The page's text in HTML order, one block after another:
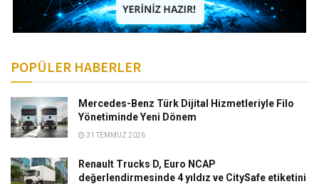
POPÜLER HABERLER
Mercedes-Benz Türk Dijital Hizmetleriyle Filo
Yönetiminde Yeni Dönem
31 TEMMUZ 2026
Renault Trucks D, Euro NCAP
değerlendirmesinde 4 yıldız ve CitySafe etiketini